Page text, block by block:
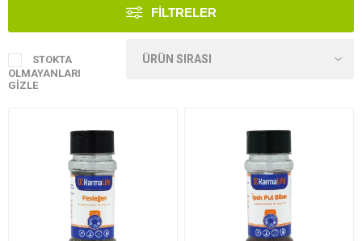
FILTRELER
STOKTA
OLMAYANLARI
GIZLE